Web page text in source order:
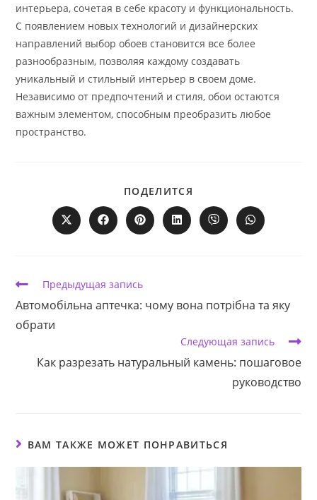
интерьера, сочетая в себе красоту и функциональность.
С появлением новых технологий и дизайнерских
направлений выбор обоев становится все более
разнообразным, позволяя каждому создавать
уникальный и стильный интерьер в своем доме.
Независимо от предпочтений и стиля, обои остаются
важным элементом, способным преобразить любое
пространство.
ПОДЕЛИТСЯ
ЭТИМ
КОНТЕНТОМ
Открывается
в
Открывается
в
Открывается
в
Открывается
в
Открывается
в
Открывается
в
Еще
Предыдущая запись
Автомобільна аптечка: чому вона потрібна та яку
обрати
Следующая запись
Как разрезать натуральный камень: пошаговое
руководство
ВАМ ТАКЖЕ МОЖЕТ ПОНРАВИТЬСЯ